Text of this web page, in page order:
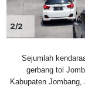
2/2
Sejumlah
gerbang tol
Kabupaten